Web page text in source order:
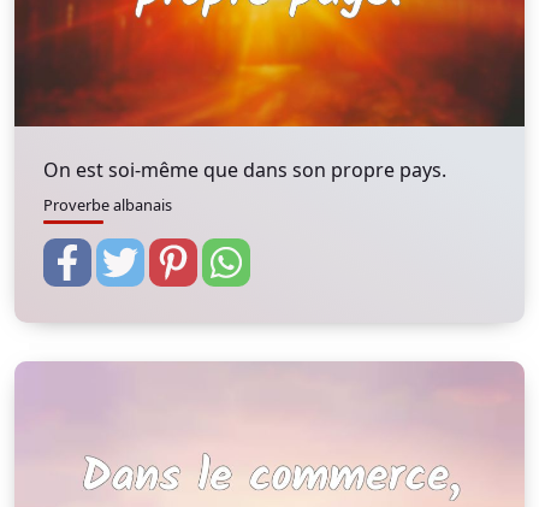
On est soi-même que dans son propre pays.
Proverbe albanais